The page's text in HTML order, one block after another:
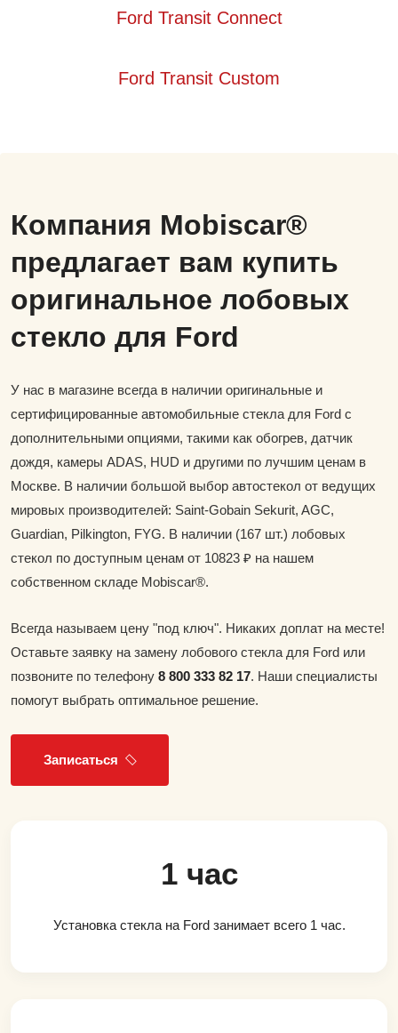
Ford Transit Connect
Ford Transit Custom
Компания Mobiscar®
предлагает вам купить
оригинальное лобовых
стекло для Ford
У нас в магазине всегда в наличии оригинальные и
сертифицированные автомобильные стекла для Ford с
дополнительными опциями, такими как обогрев, датчик
дождя, камеры ADAS, HUD и другими по лучшим ценам в
Москве. В наличии большой выбор автостекол от ведущих
мировых производителей: Saint-Gobain Sekurit, AGC,
Guardian, Pilkington, FYG. В наличии (167 шт.) лобовых
стекол по доступным ценам от 10823 ₽ на нашем
собственном складе Mobiscar®.
Всегда называем цену "под ключ". Никаких доплат на месте!
Оставьте заявку на замену лобового стекла для Ford или
позвоните по телефону 8 800 333 82 17. Наши специалисты
помогут выбрать оптимальное решение.
Записаться
1 час
Установка стекла на Ford занимает всего 1 час.